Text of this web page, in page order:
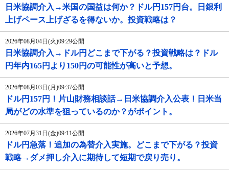
日米協調介入→米国の国益は何か？ドル円157円台。日銀利
上げペース上げざるを得ないか。投資戦略は？
2026年08月04日(火)09:29公開
日米協調介入→ドル円どこまで下がる？投資戦略は？ドル
円年内165円より150円の可能性が高いと予想。
2026年08月03日(月)09:37公開
ドル円157円！片山財務相談話→日米協調介入公表！日米当
局がどの水準を狙っているのか？がポイント。
2026年07月31日(金)09:11公開
ドル円急落！追加の為替介入実施。どこまで下がる？投資
戦略→ダメ押し介入に期待して短期で戻り売り。